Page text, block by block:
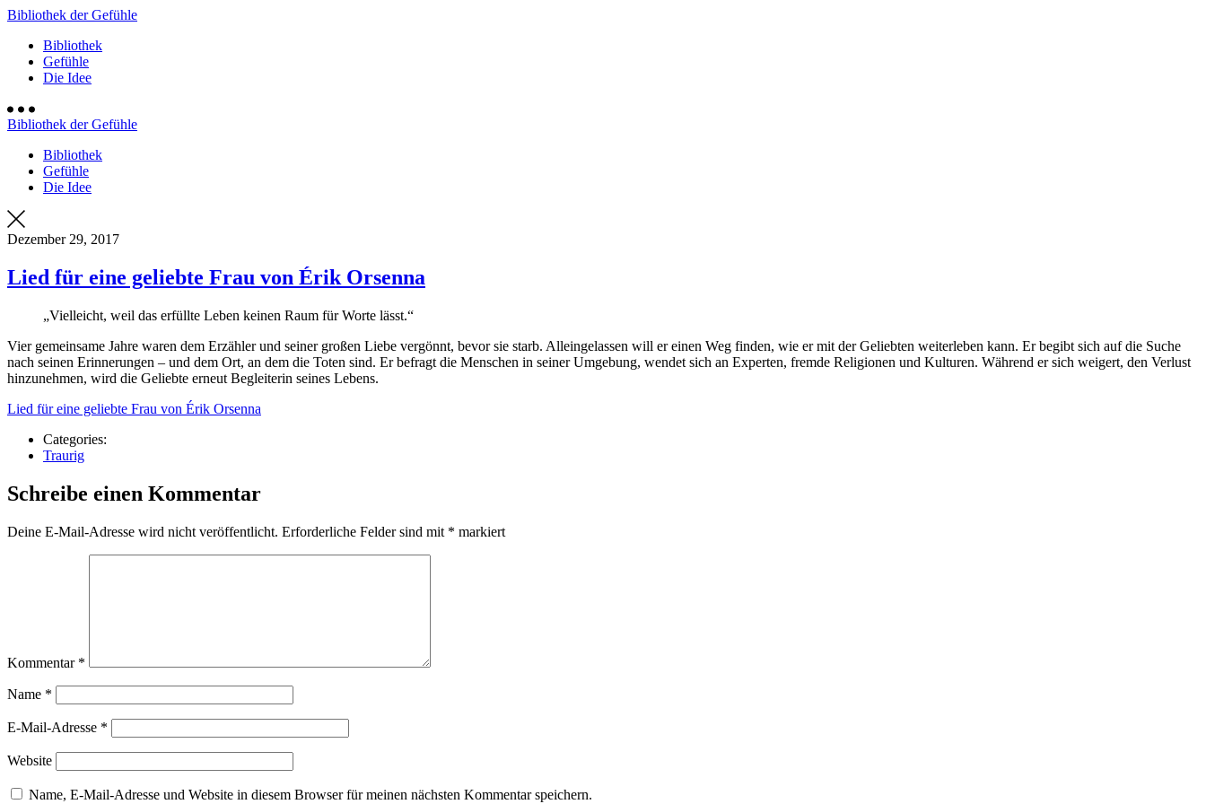
Bibliothek der Gefühle
Bibliothek
Gefühle
Die Idee
Bibliothek der Gefühle
Bibliothek
Gefühle
Die Idee
Dezember 29, 2017
Lied für eine geliebte Frau von Érik Orsenna
„Vielleicht, weil das erfüllte Leben keinen Raum für Worte lässt.“
Vier gemeinsame Jahre waren dem Erzähler und seiner großen Liebe vergönnt, bevor sie starb. Alleingelassen will er einen Weg finden, wie er mit der Geliebten weiterleben kann. Er begibt sich auf die Suche
nach seinen Erinnerungen – und dem Ort, an dem die Toten sind. Er befragt die Menschen in seiner Umgebung, wendet sich an Experten, fremde Religionen und Kulturen. Während er sich weigert, den Verlust
hinzunehmen, wird die Geliebte erneut Begleiterin seines Lebens.
Lied für eine geliebte Frau von Érik Orsenna
Categories:
Traurig
Schreibe einen Kommentar
Deine E-Mail-Adresse wird nicht veröffentlicht. Erforderliche Felder sind mit * markiert
Kommentar *
Name *
E-Mail-Adresse *
Website
Name, E-Mail-Adresse und Website in diesem Browser für meinen nächsten Kommentar speichern.